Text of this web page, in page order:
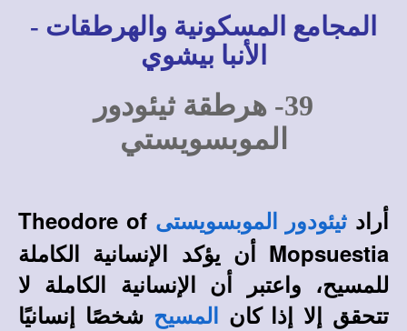
المجامع المسكونية والهرطقات -
الأنبا بيشوي
39- هرطقة ثيئودور
الموبسويستي
أراد ثيئودور الموبسويستى Theodore of
Mopsuestia أن يؤكد الإنسانية الكاملة
للمسيح، واعتبر أن الإنسانية الكاملة لا
تتحقق إلا إذا كان
المسيح شخصًا إنسانيًا